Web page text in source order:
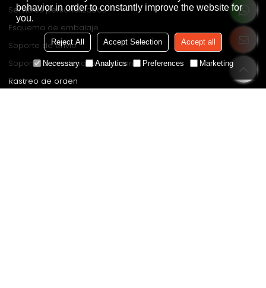
Servicios personalizados
Esquema de embalaje
Soporte de envío
Soporte de material promocional
Rastreo de orden
behavior in order to constantly improve the website for
you.
Reject All Accept Selection Accept all
Necessary Analytics Preferences Marketing